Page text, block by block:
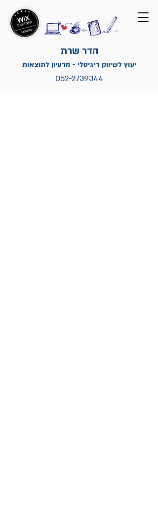
הדר שרת
יעוץ לשיווק דיגיטלי - מרעיון לתוצאות
052-2739344